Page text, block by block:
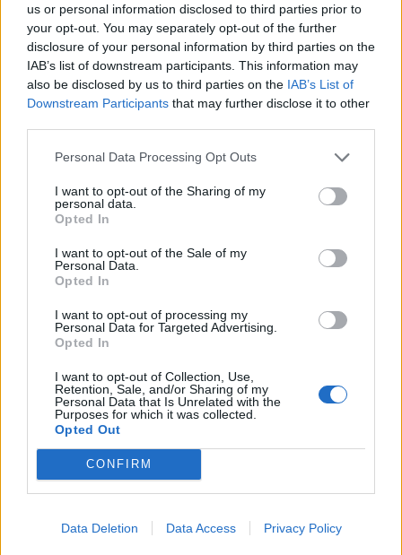
us or personal information disclosed to third parties prior to
your opt-out. You may separately opt-out of the further
disclosure of your personal information by third parties on the
IAB’s list of downstream participants. This information may
also be disclosed by us to third parties on the IAB’s List of
Downstream Participants that may further disclose it to other
Personal Data Processing Opt Outs
I want to opt-out of the Sharing of my
personal data.
Opted In
I want to opt-out of the Sale of my
Personal Data.
Opted In
I want to opt-out of processing my
Personal Data for Targeted Advertising.
Opted In
I want to opt-out of Collection, Use,
Retention, Sale, and/or Sharing of my
Personal Data that Is Unrelated with the
Purposes for which it was collected.
Opted Out
CONFIRM
Data Deletion Data Access Privacy Policy
При переходе с русскоязычного форума на
англоязычный форум можно столкнутся с тем, что
возможно придётся заново перенастроить свою
учётную запись (свой аккаунт) на форуме, заново
установить свой аватар и заново установить свои
данные, такие как свой день рождения и другие
Чтобы вам смогли писать в ваших личных сообщениях
профиле в разделе "Конфиденциальность" (в
английском варианте: Privacy).
Условия сообщений лучше всего выбрать либо "Все
русскоязычном форуме звучит так: "Только
зарегистрированные пользователи").
На русском языке:
На английском языке:
Last edited:Sep 17, 2019
Sep 11, 2019
and AK47TestPlayer
Active Author